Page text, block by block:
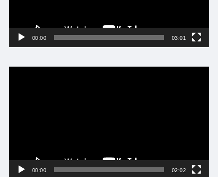
00:00 03:01
00:00 02:02